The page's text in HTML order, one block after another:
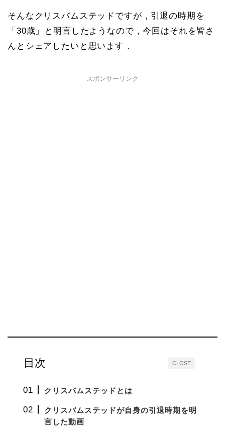
そんなクリスバムステッドですが，引退の時期を
「30歳」と明言したようなので，今回はそれを皆さ
んとシェアしたいと思います．
スポンサーリンク
CLOSE
目次
クリスバムステッドとは
クリスバムステッドが自身の引退時期を明
言した動画